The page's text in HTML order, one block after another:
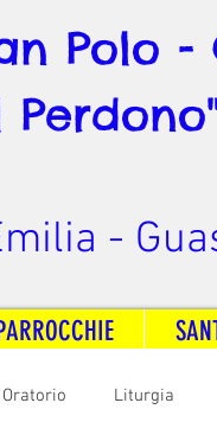
Polo -
-
PARROCCHIE
Oratorio Liturgia